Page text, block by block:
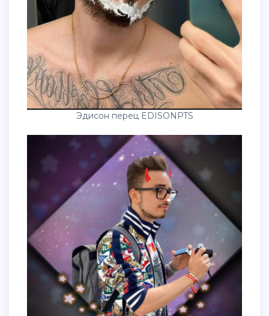
Эдисон перец EDISONPTS